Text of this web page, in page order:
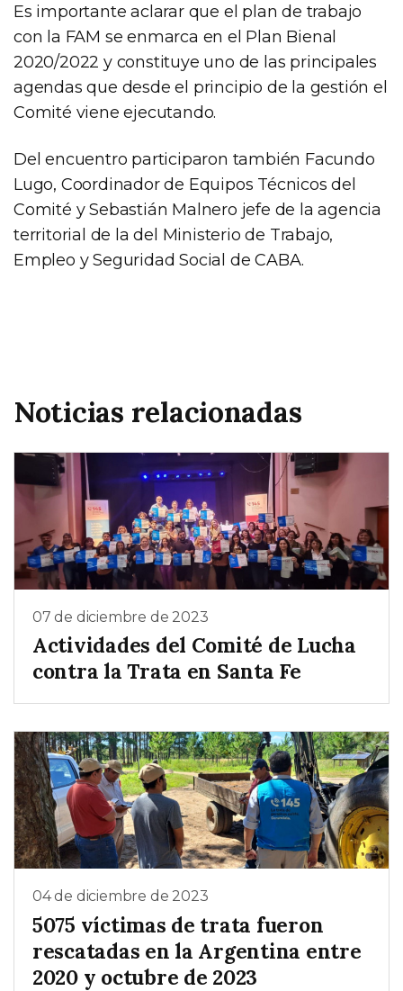
Es importante aclarar que el plan de trabajo
con la FAM se enmarca en el Plan Bienal
2020/2022 y constituye uno de las principales
agendas que desde el principio de la gestión el
Comité viene ejecutando.
Del encuentro participaron también Facundo
Lugo, Coordinador de Equipos Técnicos del
Comité y Sebastián Malnero jefe de la agencia
territorial de la del Ministerio de Trabajo,
Empleo y Seguridad Social de CABA.
Noticias relacionadas
07 de diciembre de 2023
Actividades del Comité de Lucha
contra la Trata en Santa Fe
04 de diciembre de 2023
5075 víctimas de trata fueron
rescatadas en la Argentina entre
2020 y octubre de 2023